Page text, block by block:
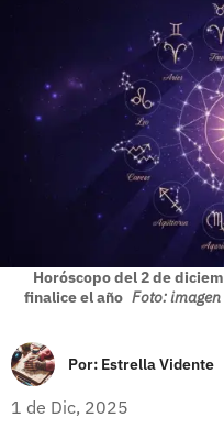
Horóscopo del 2 de
finalice el año Foto:
Por: Estrella Vidente
1 de Dic, 2025